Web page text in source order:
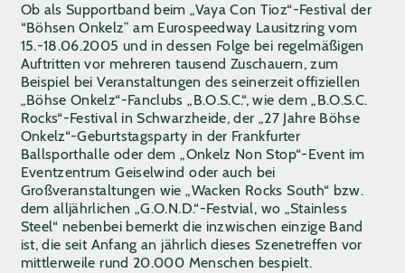
Ob als Supportband beim „Vaya Con Tioz“-Festival der
“Böhsen Onkelz” am Eurospeedway Lausitzring vom
15.-18.06.2005 und in dessen Folge bei regelmäßigen
Auftritten vor mehreren tausend Zuschauern, zum
Beispiel bei Veranstaltungen des seinerzeit offiziellen
„Böhse Onkelz“-Fanclubs „B.O.S.C.“, wie dem „B.O.S.C.
Rocks“-Festival in Schwarzheide, der „27 Jahre Böhse
Onkelz“-Geburtstagsparty in der Frankfurter
Ballsporthalle oder dem „Onkelz Non Stop“-Event im
Eventzentrum Geiselwind oder auch bei
Großveranstaltungen wie „Wacken Rocks South“ bzw.
dem alljährlichen „G.O.N.D.“-Festvial, wo „Stainless
Steel“ nebenbei bemerkt die inzwischen einzige Band
ist, die seit Anfang an jährlich dieses Szenetreffen vor
mittlerweile rund 20.000 Menschen bespielt.